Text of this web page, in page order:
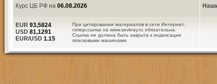
Курс ЦБ РФ на 06.08.2026
При цитировании материалов в сети Интернет,
гиперссылка на www.sevkray.ru обязательна.
Ссылка не должна быть закрыта к индексации
поисковыми машинами.
EUR 93,5824
USD 81,1291
EUR/USD 1.15